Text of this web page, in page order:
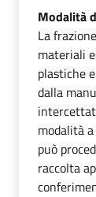
Modalità
La
materiali
plastiche
dalla
modalità
può
raccolta